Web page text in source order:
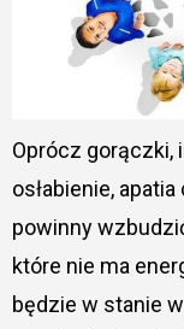
Oprócz gorączki,
osłabienie,
powinny
które nie ma
będzie w stanie